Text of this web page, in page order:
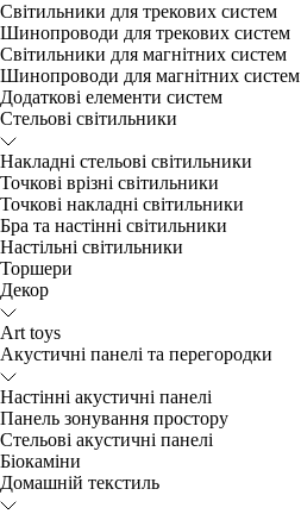
Світильники для трекових систем
Шинопроводи для трекових систем
Світильники для магнітних систем
Шинопроводи для магнітних систем
Додаткові елементи систем
Cтельові світильники
Накладні стельові світильники
Точкові врізні світильники
Точкові накладні світильники
Бра та настінні світильники
Настільні світильники
Торшери
Декор
Art toys
Акустичні панелі та перегородки
Настінні акустичні панелі
Панель зонування простору
Стельові акустичні панелі
Біокаміни
Домашній текстиль